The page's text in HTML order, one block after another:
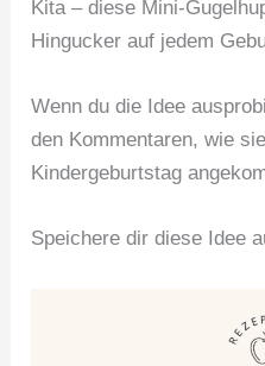
Kita – diese Mini-
Hingucker auf jedem
Wenn du die Idee
den Kommentaren, wie
Kindergeburtstag
Speichere dir diese Idee